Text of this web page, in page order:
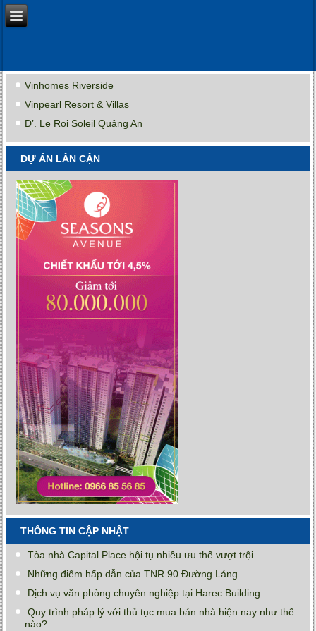
Vinhomes Riverside
Vinpearl Resort & Villas
D’. Le Roi Soleil Quảng An
DỰ ÁN LÂN CẬN
THÔNG TIN CẬP NHẬT
Tòa nhà Capital Place hội tụ nhiều ưu thế vượt trội
Những điểm hấp dẫn của TNR 90 Đường Láng
Dịch vụ văn phòng chuyên nghiệp tại Harec Building
Quy trình pháp lý với thủ tục mua bán nhà hiện nay như thế
nào?